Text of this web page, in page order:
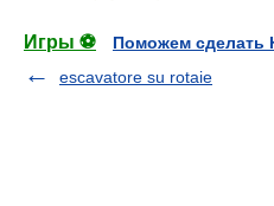
Игры ⚽
Поможем сделать
escavatore su rotaie